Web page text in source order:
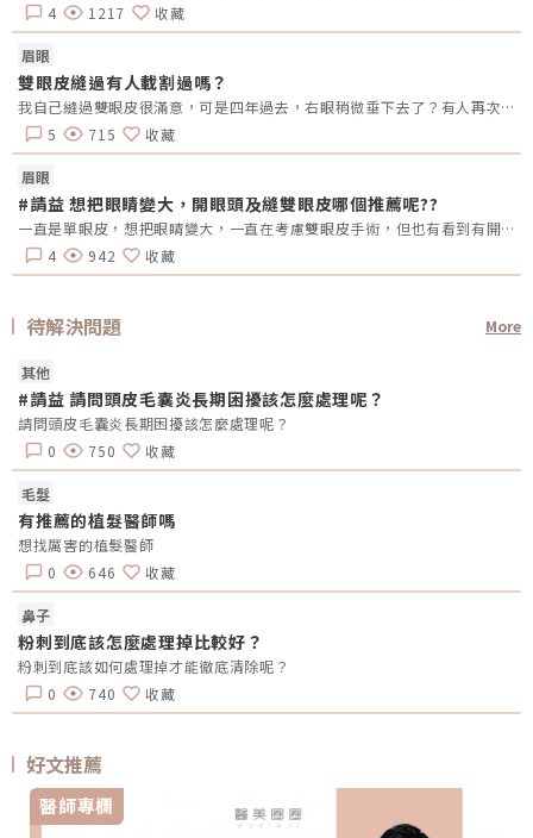
4
1217 收藏
眉眼
雙眼皮縫過有人載割過嗎？
我自己縫過雙眼皮很滿意，可是四年過去，右眼稍微垂下去了？有人再次縫？或者換成割的？又或者聽說可以去掉一些眼皮脂肪的經驗嗎？
5
715 收藏
眉眼
#請益 想把眼睛變大，開眼頭及縫雙眼皮哪個推薦呢??
一直是單眼皮，想把眼睛變大，一直在考慮雙眼皮手術，但也有看到有開眼頭的手術，哪總推薦呢?還是兩個都做??需要注意甚麼嗎??
4
942 收藏
待解決問題 More
其他
#請益 請問頭皮毛囊炎長期困擾該怎麼處理呢？
請問頭皮毛囊炎長期困擾該怎麼處理呢？
0
750 收藏
毛髮
有推薦的植髮醫師嗎
想找厲害的植髮醫師
0
646 收藏
鼻子
粉刺到底該怎麼處理掉比較好？
粉刺到底該如何處理掉才能徹底清除呢？
0
740 收藏
好文推薦
醫師專欄